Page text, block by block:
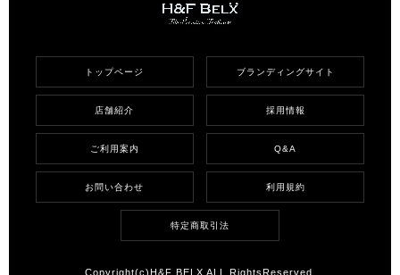
トップページ ブランディングサイト
店舗紹介 採用情報
ご利用案内 Q&A
お問い合わせ 利用規約
特定商取引法
Copyright(c)H&F BELX ALL RightsReserved.